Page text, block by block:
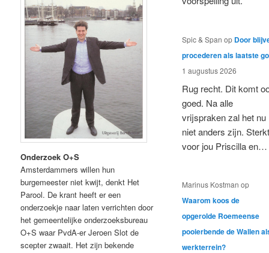
Onderzoek O+S
Amsterdammers willen hun
burgemeester niet kwijt, denkt Het
Parool. De krant heeft er een
onderzoekje naar laten verrichten door
het gemeentelijke onderzoeksbureau
O+S waar PvdA-er Jeroen Slot de
scepter zwaait. Het zijn bekende
Spic & Span op Door
procederen als laatste
1 augustus 2026
Rug recht. Dit komt
goed. Na alle
vrijspraken zal het nu
niet anders zijn.
voor jou Priscilla en…
Marinus Kostman op
Waarom koos de
opgerolde Roemeense
pooierbende de Wallen
werkterrein?